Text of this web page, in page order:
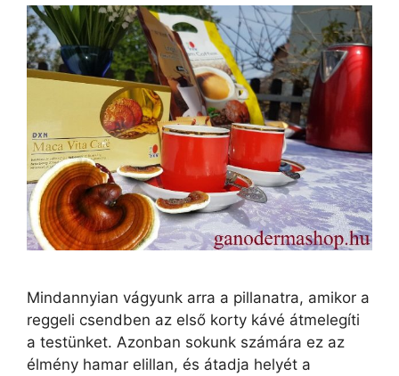
Mindannyian vágyunk arra a pillanatra, amikor a
reggeli csendben az első korty kávé átmelegíti
a testünket. Azonban sokunk számára ez az
élmény hamar elillan, és átadja helyét a